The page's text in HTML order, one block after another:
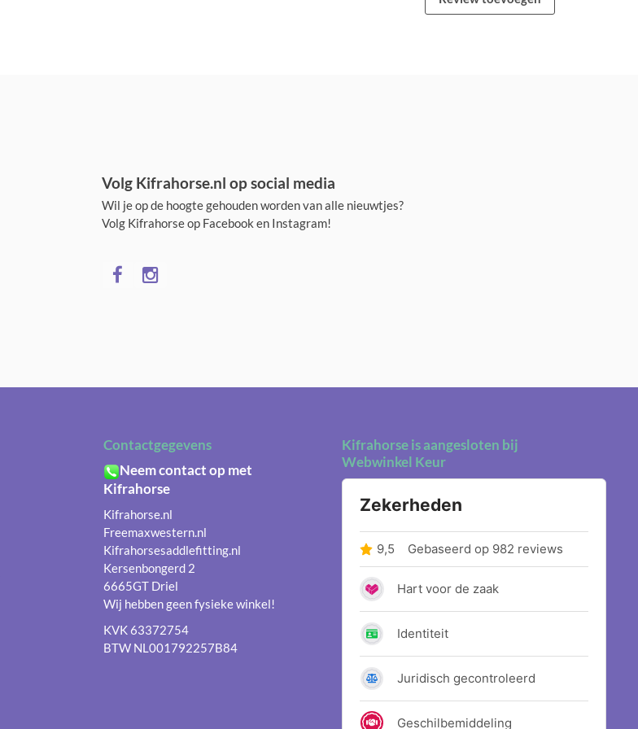
Volg Kifrahorse.nl op social media
Wil je op de hoogte gehouden worden van alle nieuwtjes?
Volg Kifrahorse op Facebook en Instagram!
Contactgegevens
Neem contact op met
Kifrahorse
Kifrahorse.nl
Freemaxwestern.nl
Kifrahorsesaddlefitting.nl
Kersenbongerd 2
6665GT Driel
Wij hebben geen fysieke winkel!
KVK 63372754
BTW NL001792257B84
Kifrahorse is aangesloten bij
Webwinkel Keur